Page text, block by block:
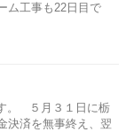
ム工事も22日目で
。 ５月３１日に栃
決済を無事終え、翌